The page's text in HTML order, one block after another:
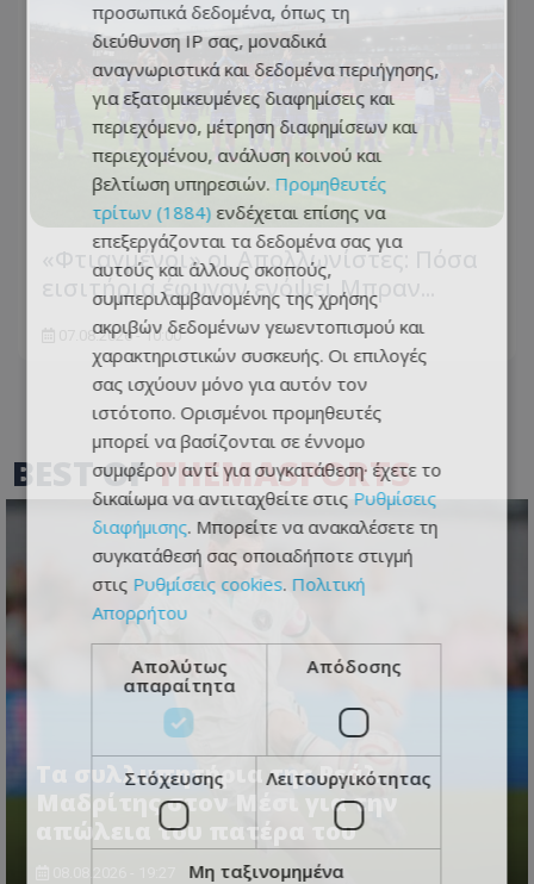
«Φτιαγμένοι» οι Απολλωνίστες: Πόσα
εισιτήρια έφυγαν ενόψει Μπραν...
07.08.2026 - 10:00
BEST OFTHEMASPORTS
Τα συλλυπητήρια της Ρεάλ
Μαδρίτης στον Μέσι για την
απώλεια του πατέρα του
προσωπικά δεδομένα, όπως τη
διεύθυνση IP σας, μοναδικά
αναγνωριστικά και δεδομένα περιήγησης,
για εξατομικευμένες διαφημίσεις και
περιεχόμενο, μέτρηση διαφημίσεων και
περιεχομένου, ανάλυση κοινού και
βελτίωση υπηρεσιών. Προμηθευτές
τρίτων (1884) ενδέχεται επίσης να
επεξεργάζονται τα δεδομένα σας για
αυτούς και άλλους σκοπούς,
συμπεριλαμβανομένης της χρήσης
ακριβών δεδομένων γεωεντοπισμού και
χαρακτηριστικών συσκευής. Οι επιλογές
σας ισχύουν μόνο για αυτόν τον
ιστότοπο. Ορισμένοι προμηθευτές
μπορεί να βασίζονται σε έννομο
συμφέρον αντί για συγκατάθεση· έχετε το
δικαίωμα να αντιταχθείτε στις Ρυθμίσεις
διαφήμισης. Μπορείτε να ανακαλέσετε τη
συγκατάθεσή σας οποιαδήποτε στιγμή
στις Ρυθμίσεις cookies. Πολιτική
Απορρήτου
Απολύτως
απαραίτητα
Απόδοσης
Στόχευσης Λειτουργικότητας
Μη ταξινομημένα